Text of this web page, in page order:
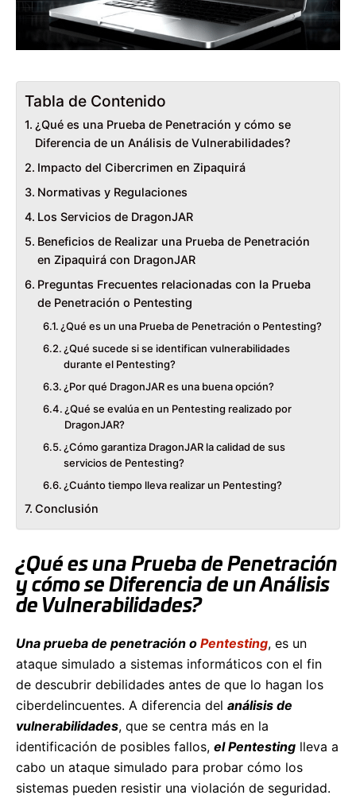
Tabla de Contenido
¿Qué es una Prueba de Penetración y cómo se
Diferencia de un Análisis de Vulnerabilidades?
Impacto del Cibercrimen en Zipaquirá
Normativas y Regulaciones
Los Servicios de DragonJAR
Beneficios de Realizar una Prueba de Penetración
en Zipaquirá con DragonJAR
Preguntas Frecuentes relacionadas con la Prueba
de Penetración o Pentesting
¿Qué es un una Prueba de Penetración o Pentesting?
¿Qué sucede si se identifican vulnerabilidades
durante el Pentesting?
¿Por qué DragonJAR es una buena opción?
¿Qué se evalúa en un Pentesting realizado por
DragonJAR?
¿Cómo garantiza DragonJAR la calidad de sus
servicios de Pentesting?
¿Cuánto tiempo lleva realizar un Pentesting?
Conclusión
¿Qué es una Prueba de Penetración
y cómo se Diferencia de un Análisis
de Vulnerabilidades?
Una prueba de penetración o Pentesting, es un
ataque simulado a sistemas informáticos con el fin
de descubrir debilidades antes de que lo hagan los
ciberdelincuentes. A diferencia del análisis de
vulnerabilidades, que se centra más en la
identificación de posibles fallos, el Pentesting lleva a
cabo un ataque simulado para probar cómo los
sistemas pueden resistir una violación de seguridad.